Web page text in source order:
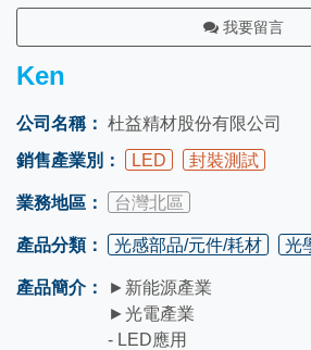
我要留言
Ken
公司名稱： 杜益精材股份有限公司
銷售產業別：
LED 封裝測試
業務地區： 台灣北區
產品分類： 光感部品/元件/耗材 光
產品簡介：
►新能源產業
►光電產業
- LED應用